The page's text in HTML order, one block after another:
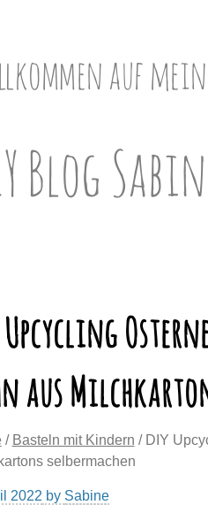
auf
Blog
Upcycling
aus
/ Basteln mit Kindern / DIY
selbermachen
2022 by Sabine